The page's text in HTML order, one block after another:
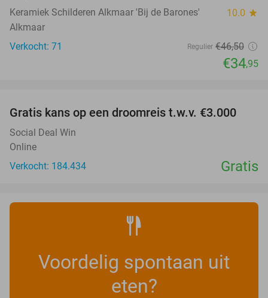
Keramiek Schilderen Alkmaar 'Bij de Barones' 10.0 star
Alkmaar
Verkocht: 71
Regulier €46,50
€34,95
Gratis kans op een droomreis t.w.v. €3.000
Social Deal Win
Online
Verkocht: 184.434
Gratis
Voordelig spontaan uit
eten?